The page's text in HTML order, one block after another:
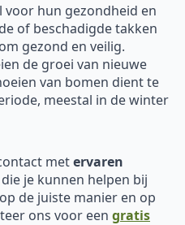
voor hun gezondheid en
of beschadigde takken
gezond en veilig.
de groei van nieuwe
van bomen dient te
meestal in de winter
metervaren
die je kunnen helpen bij
de juiste manier en op
ons voor een gratis